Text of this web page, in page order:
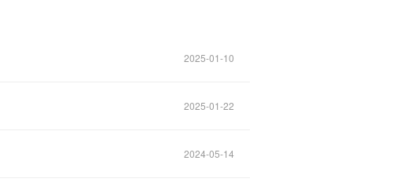
2025-01-10
2025-01-22
2024-05-14